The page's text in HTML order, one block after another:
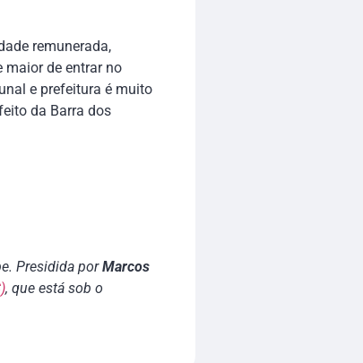
remunerada,
maior de entrar no
e prefeitura é muito
da Barra dos
Presidida porMarcos
, que está sob o